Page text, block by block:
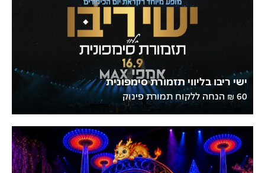
ישי ריבו בליווי תזמורת סימפונית
60 ₪ הנחה ללקוח תמורת פינוק